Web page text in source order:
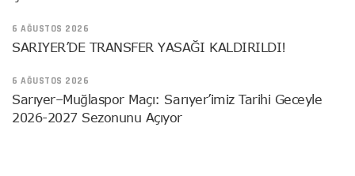
6 AĞUSTOS 2026
SARIYER’DE TRANSFER YASAĞI KALDIRILDI!
6 AĞUSTOS 2026
Sarıyer–Muğlaspor Maçı: Sarıyer’imiz Tarihi Geceyle
2026-2027 Sezonunu Açıyor